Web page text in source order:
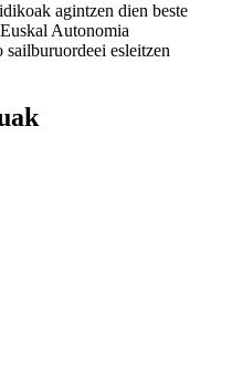
agintzen dien beste
Autonomia
esleitzen